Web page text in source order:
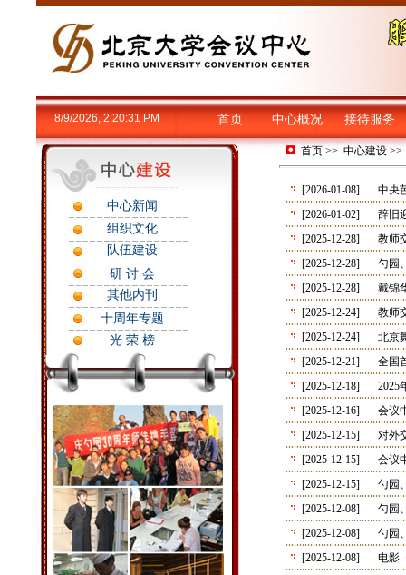
8/9/2026, 2:20:32 PM 首页 中心概况 接待服务
首页>> 中心建设
[2026-01-08]
中央
[2026-01-02]
辞旧
[2025-12-28]
教师
[2025-12-28]
勺园
[2025-12-28]
戴锦
[2025-12-24]
教师
[2025-12-24]
北京
[2025-12-21]
全国
[2025-12-18]
2025
[2025-12-16]
会议
[2025-12-15]
对外
[2025-12-15]
会议
[2025-12-15]
勺园
[2025-12-08]
勺园
[2025-12-08]
勺园
[2025-12-08]
电影
中心新闻
组织文化
队伍建设
研 讨 会
其他内刊
十周年专题
光 荣 榜